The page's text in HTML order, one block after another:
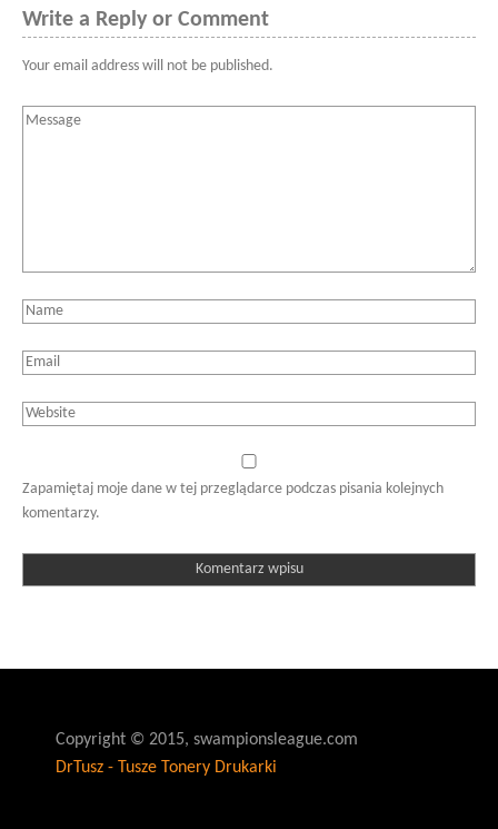
Write a Reply or Comment
Your email address will not be published.
Zapamiętaj moje dane w tej przeglądarce podczas pisania kolejnych
komentarzy.
Copyright © 2015, swampionsleague.com
DrTusz - Tusze Tonery Drukarki